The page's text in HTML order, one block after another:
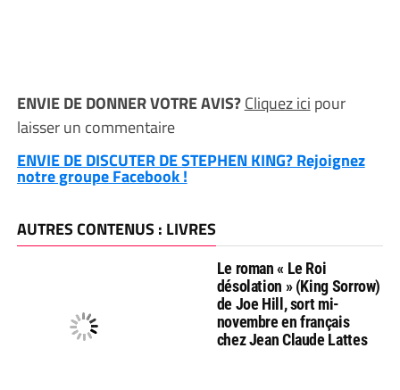
ENVIE DE DONNER VOTRE AVIS?Cliquez ici pour
laisser un commentaire
ENVIE DE DISCUTER DE STEPHEN KING? Rejoignez
notre groupe Facebook !
AUTRES CONTENUS : LIVRES
Le roman « Le Roi
désolation » (King Sorrow)
de Joe Hill, sort mi-
novembre en français
chez Jean Claude Lattes